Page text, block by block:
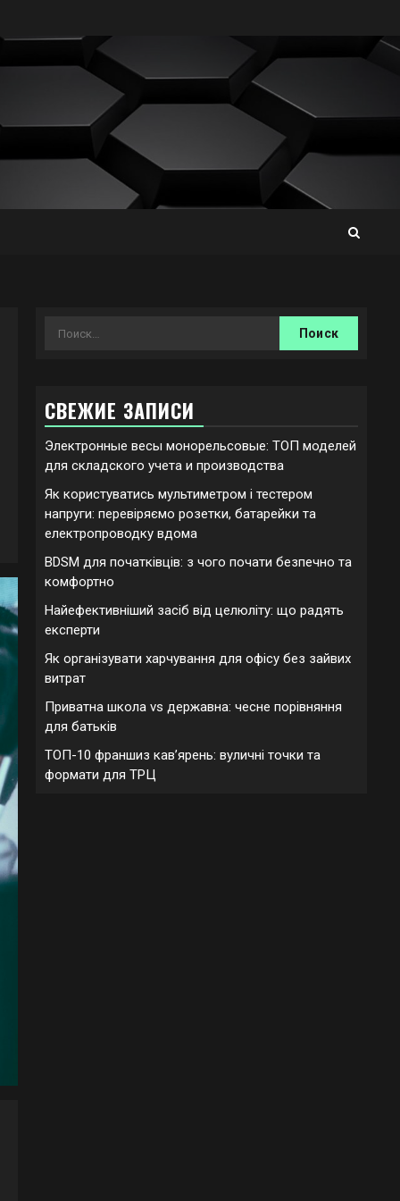
Найти:
СВЕЖИЕ ЗАПИСИ
Электронные весы монорельсовые: ТОП моделей
для складского учета и производства
Як користуватись мультиметром і тестером
напруги: перевіряємо розетки, батарейки та
електропроводку вдома
BDSM для початківців: з чого почати безпечно та
комфортно
Найефективніший засіб від целюліту: що радять
експерти
Як організувати харчування для офісу без зайвих
витрат
Приватна школа vs державна: чесне порівняння
для батьків
ТОП-10 франшиз кавʼярень: вуличні точки та
формати для ТРЦ